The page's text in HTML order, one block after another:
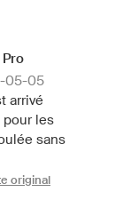
05-05
arrivé
pour les
sans
original